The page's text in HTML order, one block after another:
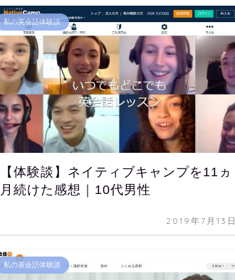
私の英会話体験談
【体験談】ネイティブキャンプを11ヵ
月続けた感想｜10代男性
2019年7月13日
私の英会話体験談